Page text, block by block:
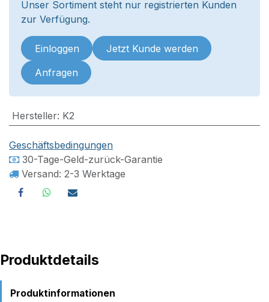
Unser Sortiment steht nur registrierten Kunden
zur Verfügung.
Einloggen Jetzt Kunde werden
Anfragen
Hersteller: K2
Geschäftsbedingungen
30-Tage-Geld-zurück-Garantie
Versand: 2-3 Werktage
Produktdetails
Produktinformationen